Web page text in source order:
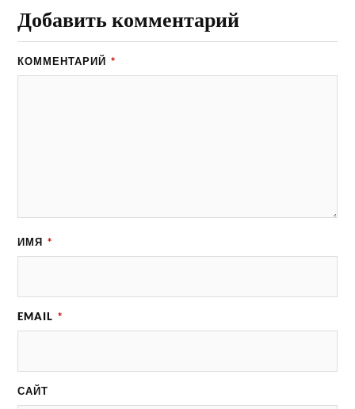
Добавить комментарий
КОММЕНТАРИЙ *
ИМЯ *
EMAIL *
САЙТ